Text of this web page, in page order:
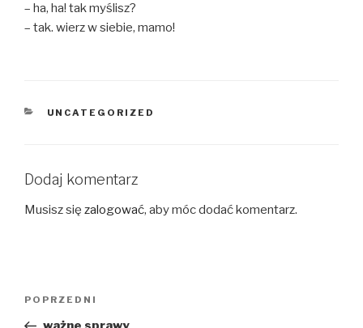
– ha, ha! tak myślisz?
– tak. wierz w siebie, mamo!
KATEGORIE
UNCATEGORIZED
Dodaj komentarz
Musisz się zalogować, aby móc dodać komentarz.
Poprzedni
wpis
POPRZEDNI